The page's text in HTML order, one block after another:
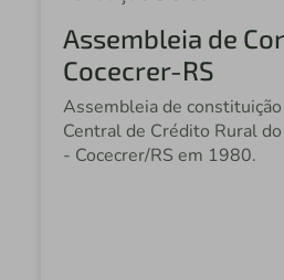
Assembleia de
Cocecrer-RS
Assembleia de
Central de Crédito Rural
- Cocecrer/RS em 1980.